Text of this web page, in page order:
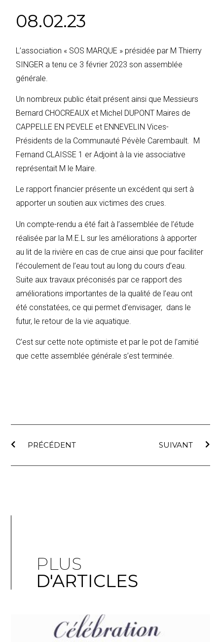
08.02.23
L’association « SOS MARQUE » présidée par M Thierry
SINGER a tenu ce 3 février 2023 son assemblée
générale.
Un nombreux public était présent ainsi que Messieurs
Bernard CHOCREAUX et Michel DUPONT Maires de
CAPPELLE EN PEVELE et ENNEVELIN Vices-
Présidents de la Communauté Pévèle Carembault. M
Fernand CLAISSE 1 er Adjoint à la vie associative
représentait M le Maire.
Le rapport financier présente un excédent qui sert à
apporter un soutien aux victimes des crues.
Un compte-rendu a été fait à l’assemblée de l’étude
réalisée par la M.E.L sur les améliorations à apporter
au lit de la rivière en cas de crue ainsi que pour faciliter
l’écoulement de l’eau tout au long du cours d’eau.
Suite aux travaux préconisés par ce rapport des
améliorations importantes de la qualité de l’eau ont
été constatées, ce qui permet d’envisager, dans le
futur, le retour de la vie aquatique.
C’est sur cette note optimiste et par le pot de l’amitié
que cette assemblée générale s’est terminée.
PRÉCÉDENT SUIVANT
PLUS
D'ARTICLES